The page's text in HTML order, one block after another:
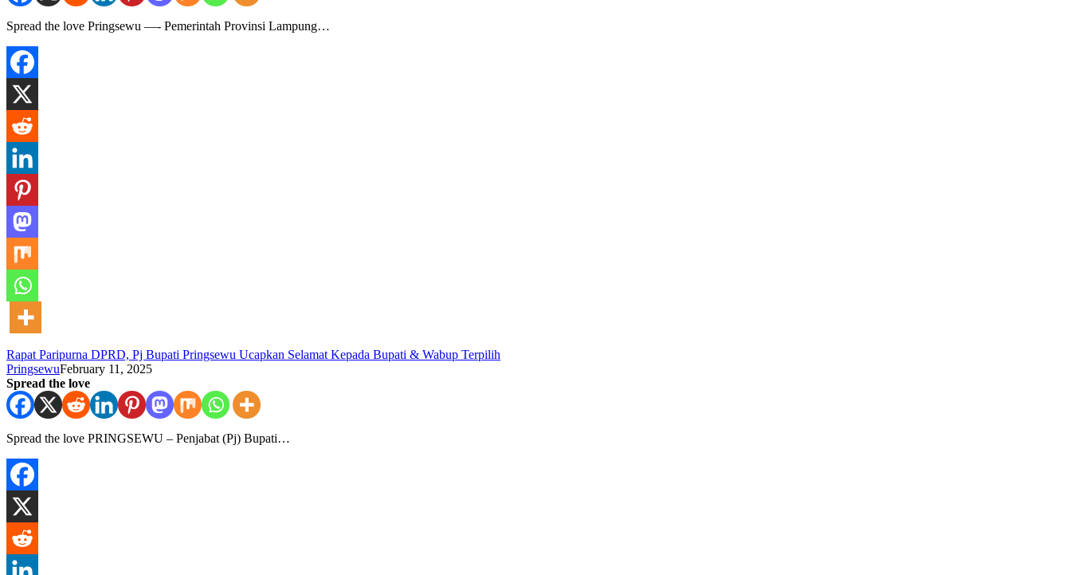
Spread the love Pringsewu —- Pemerintah Provinsi Lampung…
Rapat Paripurna DPRD, Pj Bupati Pringsewu Ucapkan Selamat Kepada Bupati & Wabup Terpilih
PringsewuFebruary 11, 2025
Spread the love
Spread the love PRINGSEWU – Penjabat (Pj) Bupati…